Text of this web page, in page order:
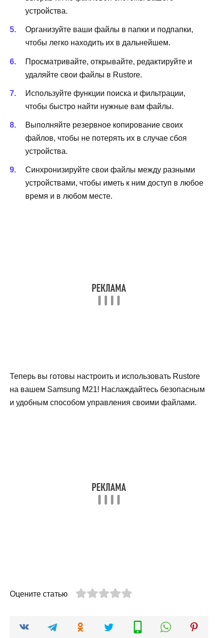
устройства.
Организуйте ваши файлы в папки и подпапки,
чтобы легко находить их в дальнейшем.
Просматривайте, открывайте, редактируйте и
удаляйте свои файлы в Rustore.
Используйте функции поиска и фильтрации,
чтобы быстро найти нужные вам файлы.
Выполняйте резервное копирование своих
файлов, чтобы не потерять их в случае сбоя
устройства.
Синхронизируйте свои файлы между разными
устройствами, чтобы иметь к ним доступ в любое
время и в любом месте.
Теперь вы готовы настроить и использовать Rustore
на вашем Samsung M21! Наслаждайтесь безопасным
и удобным способом управления своими файлами.
Оцените статью